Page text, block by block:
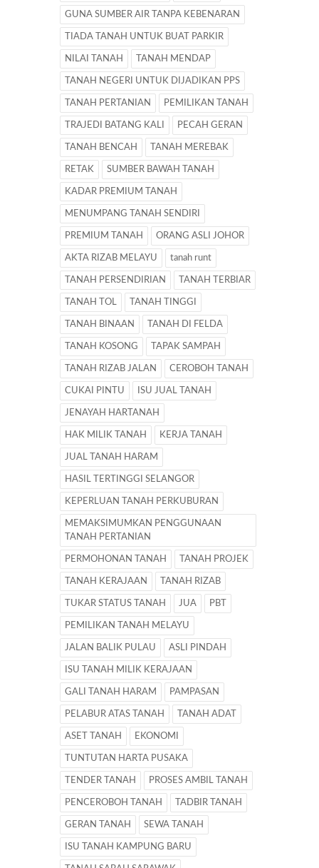
GUNA SUMBER AIR TANPA KEBENARAN
TIADA TANAH UNTUK BUAT PARKIR
NILAI TANAH TANAH MENDAP
TANAH NEGERI UNTUK DIJADIKAN PPS
TANAH PERTANIAN PEMILIKAN TANAH
TRAJEDI BATANG KALI PECAH GERAN
TANAH BENCAH TANAH MEREBAK
RETAK SUMBER BAWAH TANAH
KADAR PREMIUM TANAH
MENUMPANG TANAH SENDIRI
PREMIUM TANAH ORANG ASLI JOHOR
AKTA RIZAB MELAYU tanah runt
TANAH PERSENDIRIAN TANAH TERBIAR
TANAH TOL TANAH TINGGI
TANAH BINAAN TANAH DI FELDA
TANAH KOSONG TAPAK SAMPAH
TANAH RIZAB JALAN CEROBOH TANAH
CUKAI PINTU ISU JUAL TANAH
JENAYAH HARTANAH
HAK MILIK TANAH KERJA TANAH
JUAL TANAH HARAM
HASIL TERTINGGI SELANGOR
KEPERLUAN TANAH PERKUBURAN
MEMAKSIMUMKAN PENGGUNAAN
TANAH PERTANIAN
PERMOHONAN TANAH TANAH PROJEK
TANAH KERAJAAN TANAH RIZAB
TUKAR STATUS TANAH JUA PBT
PEMILIKAN TANAH MELAYU
JALAN BALIK PULAU ASLI PINDAH
ISU TANAH MILIK KERAJAAN
GALI TANAH HARAM PAMPASAN
PELABUR ATAS TANAH TANAH ADAT
ASET TANAH EKONOMI
TUNTUTAN HARTA PUSAKA
TENDER TANAH PROSES AMBIL TANAH
PENCEROBOH TANAH TADBIR TANAH
GERAN TANAH SEWA TANAH
ISU TANAH KAMPUNG BARU